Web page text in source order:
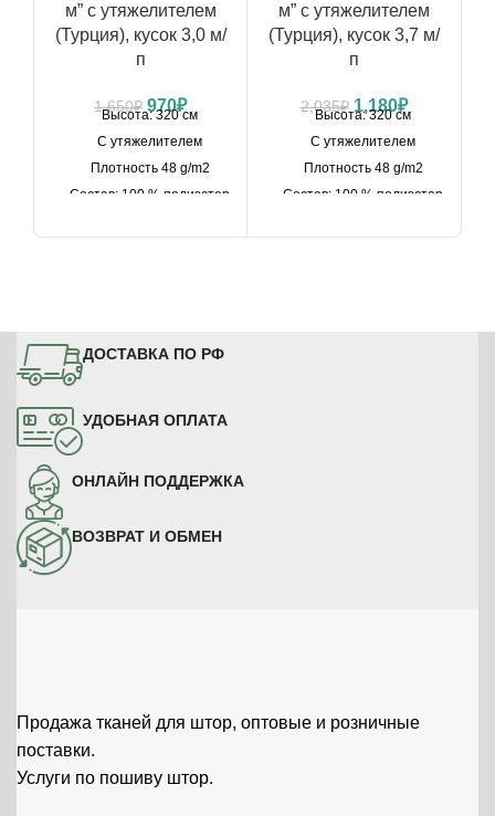
м” с утяжелителем
(Турция), кусок 3,0 м/
п
1,650₽ Первоначальная
1,650₽.
970₽Текущая
Высота: 320 см
С утяжелителем
Плотность 48 g/m2
Состав: 100 % полиэстер
м” с утяжелителем
(Турция), кусок 3,7 м/
п
2,035₽ Первоначальная
2,035₽.
1,180₽Текущая
Высота: 320 см
С утяжелителем
Плотность 48 g/m2
Состав: 100 % полиэстер
ДОСТАВКА ПО РФ
УДОБНАЯ ОПЛАТА
ОНЛАЙН ПОДДЕРЖКА
ВОЗВРАТ И ОБМЕН
Продажа тканей для штор, оптовые и розничные
поставки.
Услуги по пошиву штор.